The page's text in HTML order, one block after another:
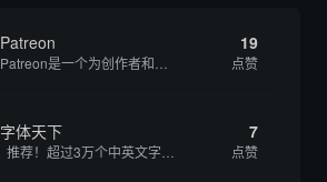
Patreon 19
点赞
字体天下 7
点赞